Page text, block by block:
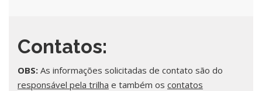
Contatos:
OBS: As informações solicitadas de contato são do
responsável pela trilha e também os contatos